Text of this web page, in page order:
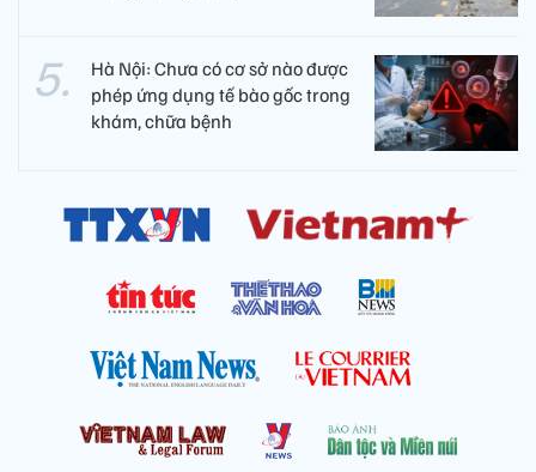
Hà Nội: Chưa có cơ sở nào được
phép ứng dụng tế bào gốc trong
khám, chữa bệnh